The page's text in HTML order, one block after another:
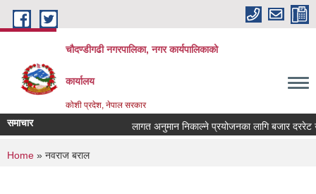
Skip to main content
चौदण्डीगढी नगरपालिका, नगर कार्यपालिकाको
कार्यालय
कोशी प्रदेश, नेपाल सरकार
समाचार लागत अनुमान निकाल्ने प्रयोजनका लागि बजार दररेट
You are here
Home » नवराज बराल